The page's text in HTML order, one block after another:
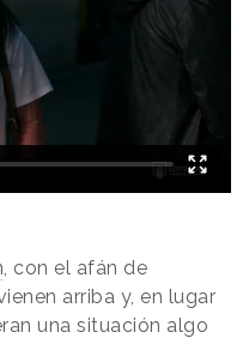
, con el afán de
arriba y, en lugar
una situación algo